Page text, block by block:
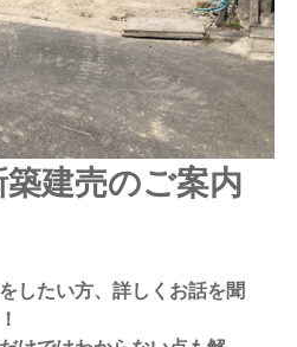
建売のご案内
したい方、詳しくお話を聞